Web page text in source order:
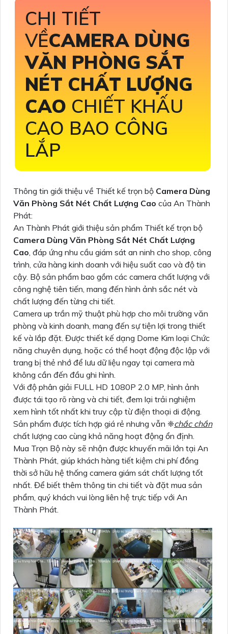
CHI TIẾT
VỀCAMERA DÙNG
VĂN PHÒNG SẮT
NÉT CHẤT LƯỢNG
CAO CHIẾT KHẤU
CAO BAO CÔNG
LẮP
Thông tin giới thiệu về Thiết kế trọn bộ Camera Dùng
Văn Phòng Sắt Nét Chất Lượng Cao của An Thành
Phát:
An Thành Phát giới thiệu sản phẩm Thiết kế trọn bộ
Camera Dùng Văn Phòng Sắt Nét Chất Lượng
Cao , đáp ứng nhu cầu giám sát an ninh cho shop, công
trình, cửa hàng kinh doanh với hiệu suất cao và độ tin
cậy. Bộ sản phẩm bao gồm các camera chất lượng với
công nghệ tiên tiến, mang đến hình ảnh sắc nét và
chất lượng đến từng chi tiết.
Camera up trần mỹ thuật phù hợp cho môi trường văn
phòng và kinh doanh, mang đến sự tiện lợi trong thiết
kế và lắp đặt. Được thiết kế dạng Dome Kim loại Chức
năng chuyên dụng, hoặc có thể hoạt động độc lập với
trang bị thẻ nhớ để lưu dữ liệu ngay tại camera mà
không cần đến đầu ghi hình.
Với độ phân giải FULL HD 1080P 2.0 MP, hình ảnh
được tái tạo rõ ràng và chi tiết, đem lại trải nghiệm
xem hình tốt nhất khi truy cập từ điện thoại di động.
Sản phẩm được tích hợp giá rẻ nhưng vẫn ❈chắc chắn
chất lượng cao cùng khả năng hoạt động ổn định.
Mua Trọn Bộ này sẽ nhận được khuyến mãi lớn tại An
Thành Phát, giúp khách hàng tiết kiệm chi phí đồng
thời sở hữu hệ thống camera giám sát chất lượng tốt
nhất. Để biết thêm thông tin chi tiết và đặt mua sản
phẩm, quý khách vui lòng liên hệ trực tiếp với An
Thành Phát.